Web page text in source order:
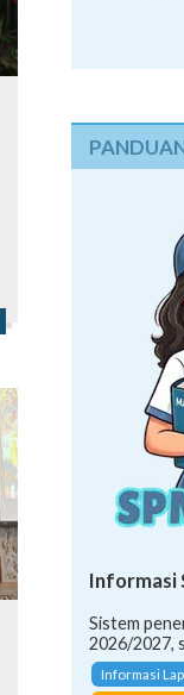
Informasi
Sistem
2026/2027,
Informasi